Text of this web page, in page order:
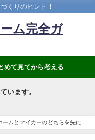
くりのヒント！
ム完全ガ
めて見てから考える
います。
ームとマイカーのどちらを先に？